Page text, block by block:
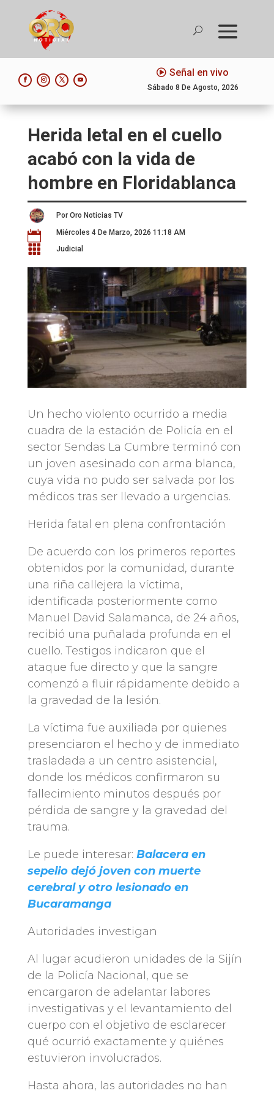
Señal en vivo
Sábado 8 De Agosto, 2026
Herida letal en el cuello
acabó con la vida de
hombre en Floridablanca
Por Oro Noticias TV
 Miércoles 4 De Marzo, 2026 11:18 AM
 Judicial
Un hecho violento ocurrido a media
cuadra de la estación de Policía en el
sector Sendas La Cumbre terminó con
un joven asesinado con arma blanca,
cuya vida no pudo ser salvada por los
médicos tras ser llevado a urgencias.
Herida fatal en plena confrontación
De acuerdo con los primeros reportes
obtenidos por la comunidad, durante
una riña callejera la víctima,
identificada posteriormente como
Manuel David Salamanca, de 24 años,
recibió una puñalada profunda en el
cuello. Testigos indicaron que el
ataque fue directo y que la sangre
comenzó a fluir rápidamente debido a
la gravedad de la lesión.
La víctima fue auxiliada por quienes
presenciaron el hecho y de inmediato
trasladada a un centro asistencial,
donde los médicos confirmaron su
fallecimiento minutos después por
pérdida de sangre y la gravedad del
trauma.
Le puede interesar: Balacera en
sepelio dejó joven con muerte
cerebral y otro lesionado en
Bucaramanga
Autoridades investigan
Al lugar acudieron unidades de la Sijín
de la Policía Nacional, que se
encargaron de adelantar labores
investigativas y el levantamiento del
cuerpo con el objetivo de esclarecer
qué ocurrió exactamente y quiénes
estuvieron involucrados.
Hasta ahora, las autoridades no han